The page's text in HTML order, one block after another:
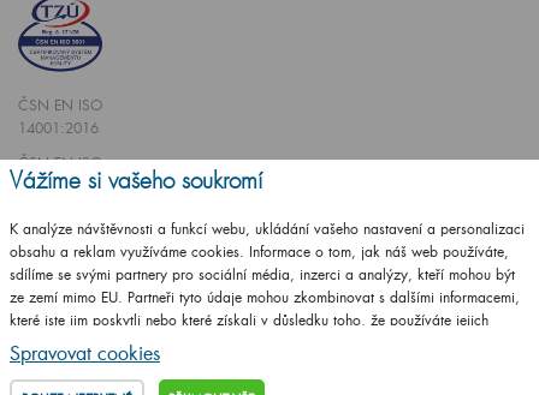
ČSN EN ISO
14001:2016
ČSN EN ISO
9001:2016
Vytvořilo studioCZECHGROUP.cz
© 2009 - 2025 Koupelnový nábytek Dřevojas v. d.,
Vážíme si vašeho soukromí
K analýze návštěvnosti a funkcí webu, ukládání vašeho nastavení a personalizaci
obsahu a reklam využíváme cookies. Informace o tom, jak náš web používáte,
sdílíme se svými partnery pro sociální média, inzerci a analýzy, kteří mohou být
ze zemí mimo EU. Partneři tyto údaje mohou zkombinovat s dalšími informacemi,
které jste jim poskytli nebo které získali v důsledku toho, že používáte jejich
služby.
Podrobné informace
Spravovat cookies